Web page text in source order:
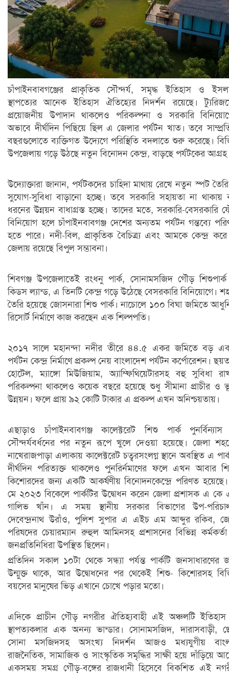
চাঁপাইনবাবগঞ্জের প্রাকৃতিক সৌন্দর্য, সমৃদ্ধ ইতিহাস ও
স্থাপত্যের আনেক ইতিহাস ঐতিহ্যের নিদর্শন রয়েছে।
প্রয়োজনীয় উপাদান থাকলেও পরিকল্পনা ও সরকারি
অভাবে দীর্ঘদিন পিছিয়ে ছিল এ জেলার পর্যটন খাত। তবে
বছরগুলোতে ব্যক্তিগত উদ্যেগে পরিস্থিতি বদলাতে শুরু করেছে।
উপজেলায় গড়ে উঠছে নতুন বিনোদন কেন্দ্র, বাড়ছে পর্যটকের
উদ্যোক্তারা জানান, পর্যটকদের চাহিদা মাথায় রেখে নতুন স্পট
সুযোগ-সুবিধা বাড়ানো হচ্ছে। তবে সরকারি সহায়তা না থাকায়
ধরনের উন্নয়ন বাধাগ্রস্ত হচ্ছে। তাদের মতে, সরকারি-বেসরকারি
বিনিয়োগ হলে চাঁপাইনবাবগঞ্জ দেশের অন্যতম পর্যটন গন্তব্যে
হতে পারে। নদী-বিল, প্রাকৃতিক বৈচিত্র্য এবং আমকে কেন্দ্র
জেলায় রয়েছে বিপুল সম্ভাবনা।
শিবগঞ্জ উপজেলাতেই রংধনু পার্ক, সোনামসজিদ গৌড়
কিডস ল্যান্ড, এ তিনটি কেন্দ্র গড়ে উঠেছে বেসরকারি বিনিয়োগে।
তৈরি হয়েছে জোসনারা শিশু পার্ক। নাচোলে ১০০ বিঘা জমিতে
রিসোর্ট নির্মাণে কাজ করছেন এক শিল্পপতি।
২০১৭ সালে মহানন্দা নদীর তীরে ৪৪.৫ একর জমিতে বড়
পর্যটন কেন্দ্র নির্মাণে প্রকল্প নেয় বাংলাদেশ পর্যটন কর্পোরেশন।
হোটেল, ম্যাঙ্গো মিউজিয়াম, অ্যাম্ফিথিয়েটারসহ বহু সুবিধা
পরিকল্পনা থাকলেও কয়েক বছরে হয়েছে শুধু সীমানা প্রাচীর ও
উন্নয়ন। ফলে প্রায় ৯২ কোটি টাকার এ প্রকল্প এখন অনিশ্চয়তায়।
এছাড়াও চাঁপাইনবাবগঞ্জ কালেক্টরেট শিশু পার্ক
সৌন্দর্যবর্ধনের পর নতুন রূপে খুলে দেওয়া হয়েছে। জেলা
নাখেরাজপাড়া এলাকায় কালেক্টরেট চত্বরসংলগ্ন স্থানে অবস্থিত এ
দীর্ঘদিন পরিত্যক্ত থাকলেও পুনর্র্নিমাণের ফলে এখন আবার
কিশোরদের জন্য একটি আকর্ষণীয় বিনোদনকেন্দ্রে পরিণত
মে ২০২৩ বিকেলে পার্কটির উদ্বোধন করেন জেলা প্রশাসক এ কে
গালিভ খাঁন। এ সময় স্থানীয় সরকার বিভাগের উপ-
দেবেন্দ্রনাথ উরাঁও, পুলিশ সুপার এ এইচ এম আব্দুর রকিব,
পরিষদের চেয়ারম্যান রুহুল আমিনসহ প্রশাসনের বিভিন্ন
জনপ্রতিনিধিরা উপস্থিত ছিলেন।
প্রতিদিন সকাল ১০টা থেকে সন্ধ্যা পর্যন্ত পার্কটি জনসাধারণের
উন্মুক্ত থাকে, আর উদ্বোধনের পর থেকেই শিশু- কিশোরসহ
বয়সের মানুষের ভিড় এখানে চোখে পড়ার মতো।
এদিকে প্রাচীন গৌড় নগরীর ঐতিহ্যবাহী এই অঞ্চলটি
স্থাপত্যকলার এক অনন্য ভান্ডার। সোনামসজিদ, দারাসবাড়ী,
সোনা মসজিদসহ অসংখ্য নিদর্শন আজও মধ্যযুগীয়
রাজনৈতিক, সামাজিক ও সাংস্কৃতিক সমৃদ্ধির সাক্ষী হয়ে দাঁড়িয়ে
একসময় সমগ্র গৌড়-বঙ্গের রাজধানী হিসেবে বিকশিত এই